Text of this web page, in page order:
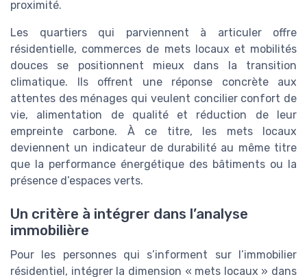
proximité.
Les quartiers qui parviennent à articuler offre
résidentielle, commerces de mets locaux et mobilités
douces se positionnent mieux dans la transition
climatique. Ils offrent une réponse concrète aux
attentes des ménages qui veulent concilier confort de
vie, alimentation de qualité et réduction de leur
empreinte carbone. À ce titre, les mets locaux
deviennent un indicateur de durabilité au même titre
que la performance énergétique des bâtiments ou la
présence d’espaces verts.
Un critère à intégrer dans l’analyse
immobilière
Pour les personnes qui s’informent sur l’immobilier
résidentiel, intégrer la dimension « mets locaux » dans